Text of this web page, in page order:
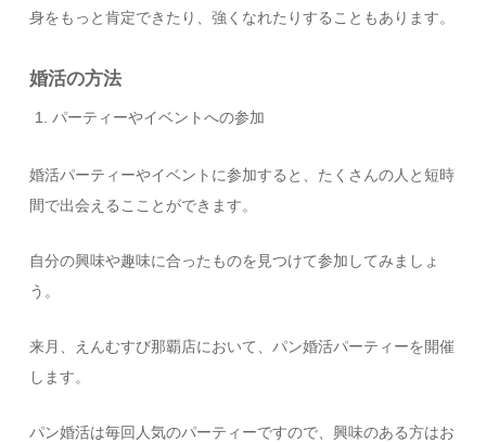
身をもっと肯定できたり、強くなれたりすることもあります。
婚活の方法
パーティーやイベントへの参加
婚活パーティーやイベントに参加すると、たくさんの人と短時
間で出会えるこことができます。
自分の興味や趣味に合ったものを見つけて参加してみましょ
う。
来月、えんむすび那覇店において、パン婚活パーティーを開催
します。
パン婚活は毎回人気のパーティーですので、興味のある方はお